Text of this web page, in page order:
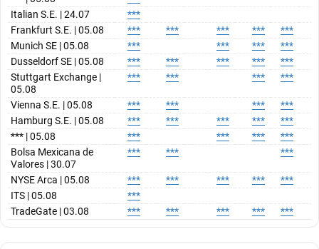
Italian S.E. | 24.07
***
Frankfurt S.E. | 05.08
*** *** *** *** ***
Munich SE | 05.08
*** *** *** ***
Dusseldorf SE | 05.08
*** *** *** *** ***
Stuttgart Exchange |
05.08
*** *** *** ***
Vienna S.E. | 05.08 *** *** *** ***
Hamburg S.E. | 05.08
*** *** *** *** ***
*** | 05.08
*** *** *** ***
Bolsa Mexicana de
Valores | 30.07
*** *** ***
NYSE Arca | 05.08 *** *** *** *** ***
ITS | 05.08
***
TradeGate | 03.08
*** *** *** *** ***